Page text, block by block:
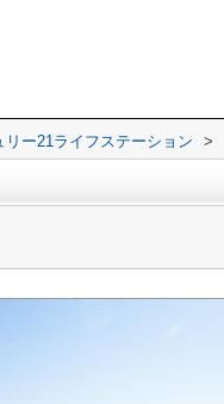
ー21ライフステーション >